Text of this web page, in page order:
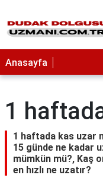
Anasayfa
1
1 haftada kas uzar
15 günde ne kadar
mümkün mü?, Kaş
en hızlı ne uzatır?